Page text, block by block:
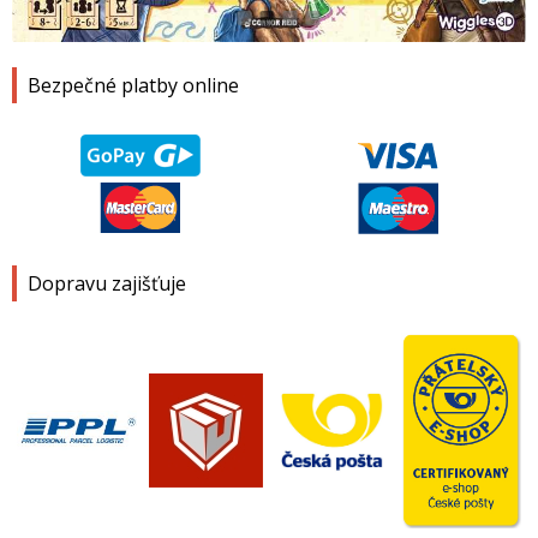
Bezpečné platby online
Dopravu zajišťuje